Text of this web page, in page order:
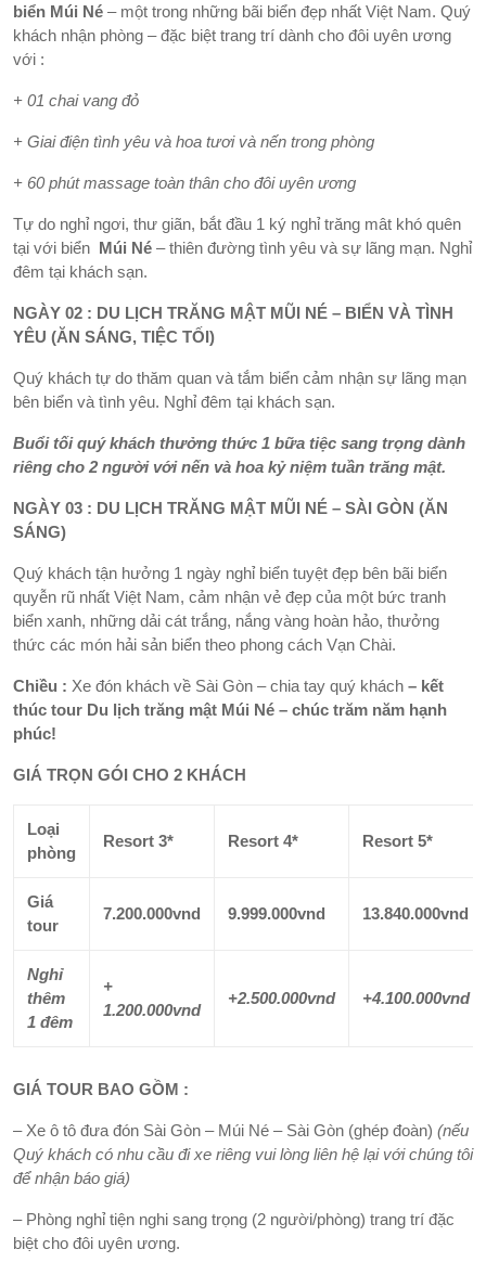
biển Múi Né – một trong những bãi biển đẹp nhất Việt Nam. Quý
khách nhận phòng – đặc biệt trang trí dành cho đôi uyên ương
với :
+ 01 chai vang đỏ
+ Giai điện tình yêu và hoa tươi và nến trong phòng
+ 60 phút massage toàn thân cho đôi uyên ương
Tự do nghỉ ngơi, thư giãn, bắt đầu 1 ký nghỉ trăng mât khó quên
tại với biển Múi Né – thiên đường tình yêu và sự lãng mạn. Nghỉ
đêm tại khách sạn.
NGÀY 02 : DU LỊCH TRĂNG MẬT MŨI NÉ – BIỂN VÀ TÌNH
YÊU (ĂN SÁNG, TIỆC TỐI)
Quý khách tự do thăm quan và tắm biển cảm nhận sự lãng mạn
bên biển và tình yêu. Nghỉ đêm tại khách sạn.
Buổi tối quý khách thưởng thức 1 bữa tiệc sang trọng dành
riêng cho 2 người với nến và hoa kỷ niệm tuần trăng mật.
NGÀY 03 : DU LỊCH TRĂNG MẬT MŨI NÉ – SÀI GÒN (ĂN
SÁNG)
Quý khách tận hưởng 1 ngày nghỉ biển tuyệt đẹp bên bãi biển
quyễn rũ nhất Việt Nam, cảm nhận vẻ đẹp của một bức tranh
biển xanh, những dải cát trắng, nắng vàng hoàn hảo, thưởng
thức các món hải sản biển theo phong cách Vạn Chài.
Chiều : Xe đón khách về Sài Gòn – chia tay quý khách – kết
thúc tour Du lịch trăng mật Múi Né – chúc trăm năm hạnh
phúc!
GIÁ TRỌN GÓI CHO 2 KHÁCH
Loại
phòng
Resort 3* Resort 4* Resort 5*
Giá
tour
7.200.000vnd 9.999.000vnd 13.840.000vnd
Nghỉ
thêm
1 đêm
+
1.200.000vnd
+2.500.000vnd +4.100.000vnd
GIÁ TOUR BAO GỒM :
– Xe ô tô đưa đón Sài Gòn – Múi Né – Sài Gòn (ghép đoàn) (nếu
Quý khách có nhu cầu đi xe riêng vui lòng liên hệ lại với chúng tôi
để nhận báo giá)
– Phòng nghỉ tiện nghi sang trọng (2 người/phòng) trang trí đặc
biệt cho đôi uyên ương.